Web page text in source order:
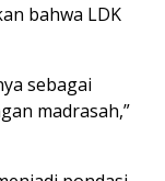
bahwa LDK
sebagai
madrasah,”